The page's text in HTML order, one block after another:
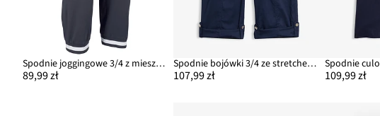
Spodnie joggingowe 3/4 z mieszanki bawełny
89,99 zł
Spodnie bojówki 3/4 ze stretchem z mieszanki bawełny
107,99 zł 109,99 zł